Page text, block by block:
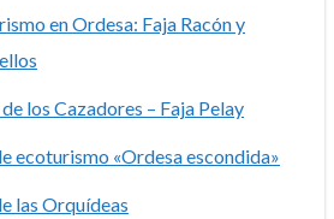
en Ordesa: Faja Racón y
de los Cazadores – Faja Pelay
ecoturismo «Ordesa escondida»
las Orquídeas